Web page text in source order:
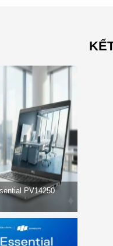
PV14250